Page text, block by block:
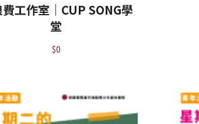
工作室｜CUP SONG學
堂
$0